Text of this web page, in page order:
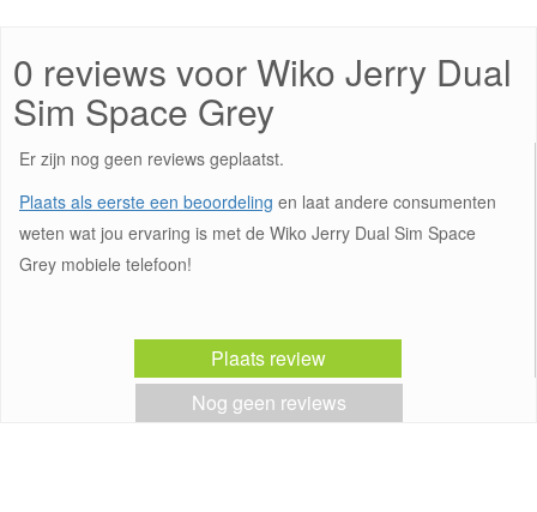
0 reviews voor Wiko Jerry Dual
Sim Space Grey
Er zijn nog geen reviews geplaatst.
Plaats als eerste een beoordeling en laat andere consumenten
weten wat jou ervaring is met de Wiko Jerry Dual Sim Space
Grey mobiele telefoon!
Plaats review
Nog geen reviews